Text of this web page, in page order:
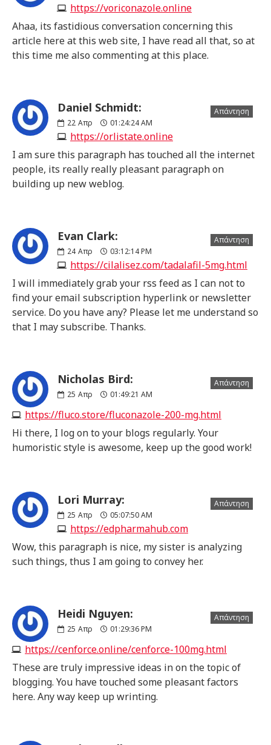
https://voriconazole.online
Ahaa, its fastidious conversation concerning this
article here at this web site, I have read all that, so at
this time me also commenting at this place.
Daniel Schmidt:
22 Απρ 01:24:24 AM
https://orlistate.online
Απάντηση
I am sure this paragraph has touched all the internet
people, its really really pleasant paragraph on
building up new weblog.
Evan Clark:
24 Απρ 03:12:14 PM
https://cilalisez.com/tadalafil-5mg.html
Απάντηση
I will immediately grab your rss feed as I can not to
find your email subscription hyperlink or newsletter
service. Do you have any? Please let me understand so
that I may subscribe. Thanks.
Nicholas Bird:
25 Απρ 01:49:21 AM
https://fluco.store/fluconazole-200-mg.html
Απάντηση
Hi there, I log on to your blogs regularly. Your
humoristic style is awesome, keep up the good work!
Lori Murray:
25 Απρ 05:07:50 AM
https://edpharmahub.com
Απάντηση
Wow, this paragraph is nice, my sister is analyzing
such things, thus I am going to convey her.
Heidi Nguyen:
25 Απρ 01:29:36 PM
https://cenforce.online/cenforce-100mg.html
Απάντηση
These are truly impressive ideas in on the topic of
blogging. You have touched some pleasant factors
here. Any way keep up wrinting.